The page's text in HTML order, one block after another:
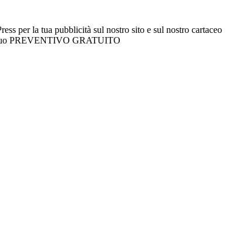
per la tua pubblicità sul nostro sito e sul nostro cartaceo
PREVENTIVO GRATUITO